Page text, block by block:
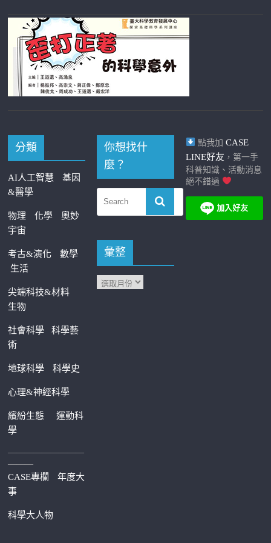
分類
AI人工智慧
基因
&醫學
物理 化學
奧妙
宇宙
考古&演化
數學
生活
尖端科技&材料
生物
社會科學科學藝
術
地球科學 科學史
心理&神經科學
繽紛生態運動科
學
—————————
———
CASE專欄
年度大
事
科學大人物
你想找什
麼？
彙整
點我加 CASE
LINE好友 ，第一手
科普知識、活動消息
絕不錯過